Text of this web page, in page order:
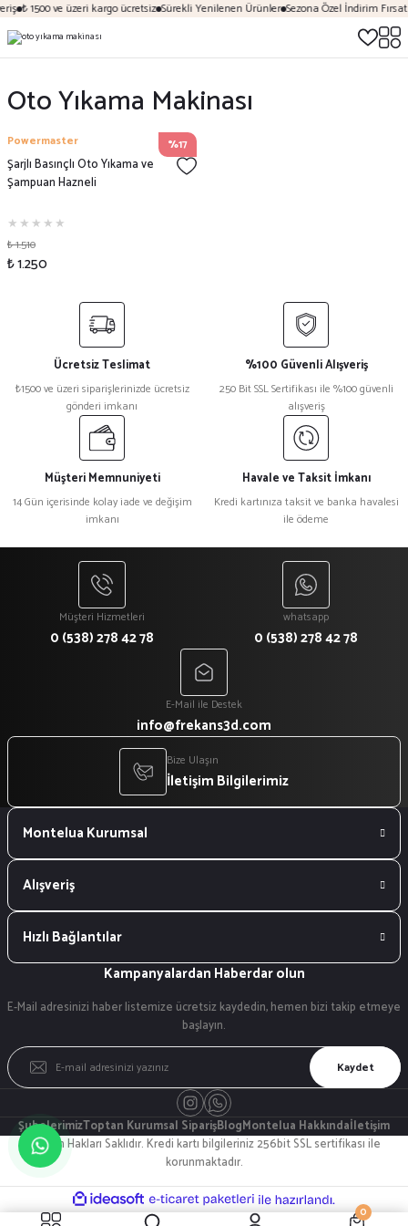
₺ 1500 ve üzeri kargo ücretsiz Sürekli Yenilenen Ürünler Sezona Özel İndirim
Oto Yıkama Makinası
%17
Powermaster
Şarjlı Basınçlı Oto Yıkama ve
Şampuan Hazneli
₺ 1.510
₺ 1.250
Ücretsiz Teslimat
₺1500 ve üzeri siparişlerinizde ücretsiz
gönderi imkanı
%100 Güvenli Alışveriş
250 Bit SSL Sertifikası ile %100 güvenli
alışveriş
Müşteri Memnuniyeti
14 Gün içerisinde kolay iade ve değişim
imkanı
Havale ve Taksit İmkanı
Kredi kartınıza taksit ve banka havalesi
ile ödeme
Müşteri Hizmetleri
0 (538) 278 42 78
whatsapp
0 (538) 278 42 78
E-Mail ile Destek
info@frekans3d.com
Bize Ulaşın
İletişim Bilgilerimiz
Montelua Kurumsal
Alışveriş
Hızlı Bağlantılar
Kampanyalardan Haberdar olun
E-Mail adresinizi haber listemize ücretsiz kaydedin, hemen bizi takip etmeye
başlayın.
Kaydet
ŞubelerimizToptan Kurumsal SiparişBlogMontelua Hakkındaİletişim
© Tüm Hakları Saklıdır. Kredi kartı bilgileriniz 256bit SSL sertifikası ile
korunmaktadır.
0
ideasoft
e-
ticaret
hazırlandı.